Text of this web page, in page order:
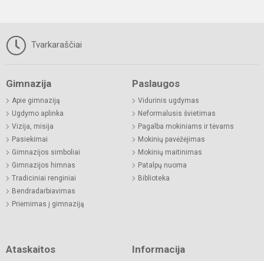
Tvarkaraščiai
Gimnazija
Apie gimnaziją
Ugdymo aplinka
Vizija, misija
Pasiekimai
Gimnazijos simboliai
Gimnazijos himnas
Tradiciniai renginiai
Bendradarbiavimas
Priėmimas į gimnaziją
Paslaugos
Vidurinis ugdymas
Neformalusis švietimas
Pagalba mokiniams ir tėvams
Mokinių pavėžėjimas
Mokinių maitinimas
Patalpų nuoma
Biblioteka
Ataskaitos Informacija